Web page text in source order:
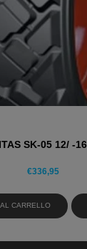
SK-05 12/ -
€336,95
CARRELLO